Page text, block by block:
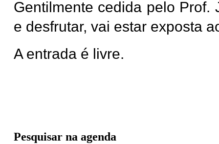
Gentilmente cedida pelo Prof.
e desfrutar, vai estar exposta
A entrada é livre.
Pesquisar na agenda